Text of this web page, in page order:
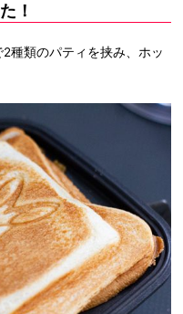
！
種類のパティを挟み、ホッ